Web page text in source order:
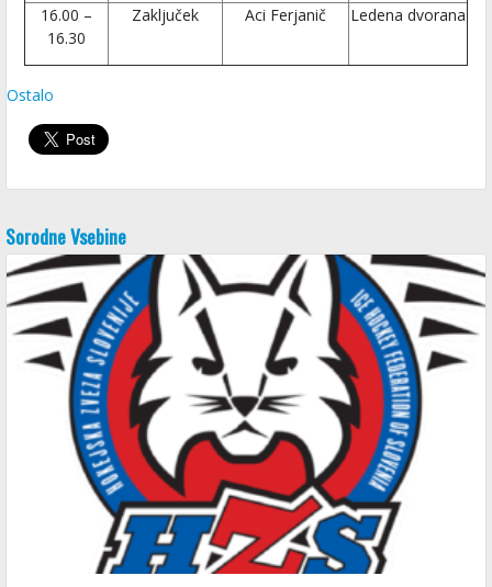
16.00 –
16.30
Zaključek Aci Ferjanič Ledena dvorana
Ostalo
Sorodne Vsebine